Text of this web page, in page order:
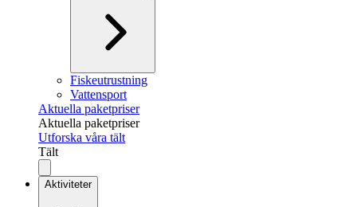
Fiskeutrustning
Vattensport
Aktuella paketpriser
Aktuella paketpriser
Utforska våra tält
Tält
Aktiviteter